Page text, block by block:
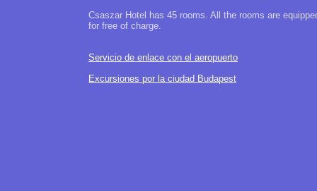
Csaszar Hotel has 45 rooms. All the rooms are
for free of charge.
Servicio de enlace con el aeropuerto
Excursiones por la ciudad Budapest